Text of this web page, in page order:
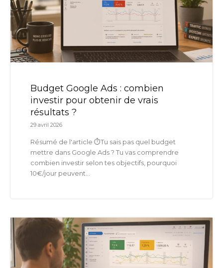
Budget Google Ads : combien
investir pour obtenir de vrais
résultats ?
29 avril 2026
Résumé de l'article ⏱️Tu sais pas quel budget
mettre dans Google Ads ? Tu vas comprendre
combien investir selon tes objectifs, pourquoi
10€/jour peuvent...